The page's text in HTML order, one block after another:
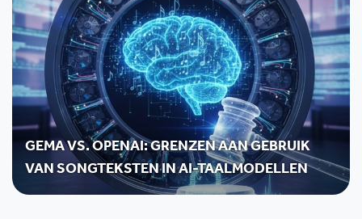
GEMA VS. OPENAI: GRENZEN AAN GEBRUIK
VAN SONGTEKSTEN IN AI-TAALMODELLEN